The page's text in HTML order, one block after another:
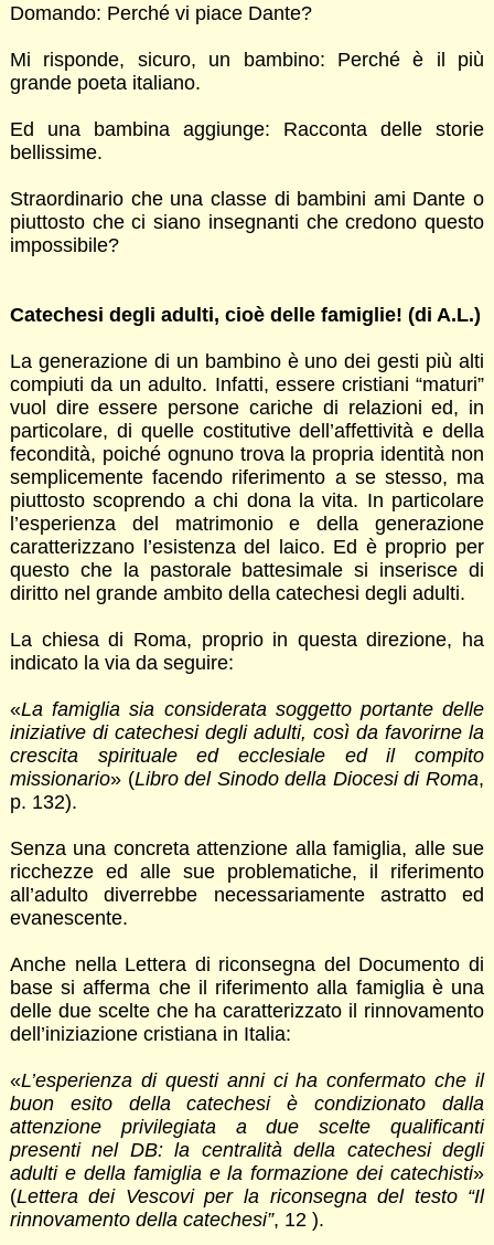
Domando: Perché vi piace Dante?
Mi risponde, sicuro, un bambino: Perché è il più
grande poeta italiano.
Ed una bambina aggiunge: Racconta delle storie
bellissime.
Straordinario che una classe di bambini ami Dante o
piuttosto che ci siano insegnanti che credono questo
impossibile?
Catechesi degli adulti, cioè delle famiglie! (di A.L.)
La generazione di un bambino è uno dei gesti più alti
compiuti da un adulto. Infatti, essere cristiani “maturi”
vuol dire essere persone cariche di relazioni ed, in
particolare, di quelle costitutive dell’affettività e della
fecondità, poiché ognuno trova la propria identità non
semplicemente facendo riferimento a se stesso, ma
piuttosto scoprendo a chi dona la vita. In particolare
l’esperienza del matrimonio e della generazione
caratterizzano l’esistenza del laico. Ed è proprio per
questo che la pastorale battesimale si inserisce di
diritto nel grande ambito della catechesi degli adulti.
La chiesa di Roma, proprio in questa direzione, ha
indicato la via da seguire:
«La famiglia sia considerata soggetto portante delle
iniziative di catechesi degli adulti, così da favorirne la
crescita spirituale ed ecclesiale ed il compito
missionario» (Libro del Sinodo della Diocesi di Roma,
p. 132).
Senza una concreta attenzione alla famiglia, alle sue
ricchezze ed alle sue problematiche, il riferimento
all’adulto diverrebbe necessariamente astratto ed
evanescente.
Anche nella Lettera di riconsegna del Documento di
base si afferma che il riferimento alla famiglia è una
delle due scelte che ha caratterizzato il rinnovamento
dell’iniziazione cristiana in Italia:
«L’esperienza di questi anni ci ha confermato che il
buon esito della catechesi è condizionato dalla
attenzione privilegiata a due scelte qualificanti
presenti nel DB: la centralità della catechesi degli
adulti e della famiglia e la formazione dei catechisti»
(Lettera dei Vescovi per la riconsegna del testo “Il
rinnovamento della catechesi”, 12 ).